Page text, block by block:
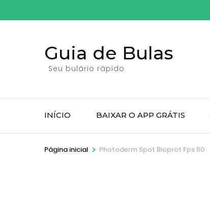
para
Guia de Bulas
Seu bulário rápido
INÍCIO BAIXAR O APP GRÁTIS
Página inicial > Photoderm Spot Bioprot Fps 50